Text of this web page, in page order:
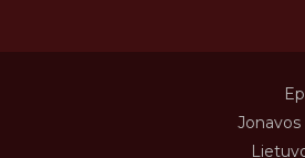
Jonavos